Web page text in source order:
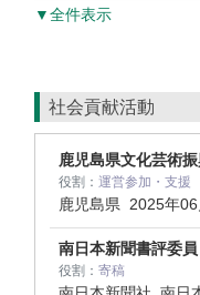
▼全件表示
社会貢献活動
鹿児島県文化芸術
役割： 運営参加・支援
鹿児島県 2025年
南日本新聞書評委員
役割： 寄稿